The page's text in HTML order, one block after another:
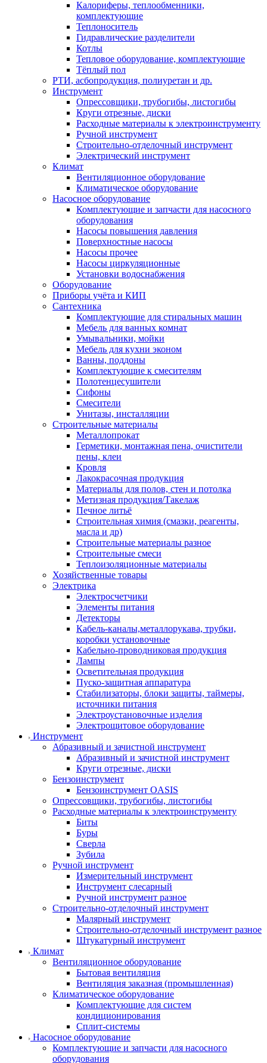
Калориферы, теплообменники,
комплектующие
Теплоноситель
Гидравлические разделители
Котлы
Тепловое оборудование, комплектующие
Тёплый пол
РТИ, асбопродукция, полиуретан и др.
Инструмент
Опрессовщики, трубогибы, листогибы
Круги отрезные, диски
Расходные материалы к электроинструменту
Ручной инструмент
Строительно-отделочный инструмент
Электрический инструмент
Климат
Вентиляционное оборудование
Климатическое оборудование
Насосное оборудование
Комплектующие и запчасти для насосного
оборудования
Насосы повышения давления
Поверхностные насосы
Насосы прочее
Насосы циркуляционные
Установки водоснабжения
Оборудование
Приборы учёта и КИП
Сантехника
Комплектующие для стиральных машин
Мебель для ванных комнат
Умывальники, мойки
Мебель для кухни эконом
Ванны, поддоны
Комплектующие к смесителям
Полотенцесушители
Сифоны
Смесители
Унитазы, инсталляции
Строительные материалы
Металлопрокат
Герметики, монтажная пена, очистители
пены, клеи
Кровля
Лакокрасочная продукция
Материалы для полов, стен и потолка
Метизная продукция/Такелаж
Печное литьё
Строительная химия (смазки, реагенты,
масла и др)
Строительные материалы разное
Строительные смеси
Теплоизоляционные материалы
Хозяйственные товары
Электрика
Электросчетчики
Элементы питания
Детекторы
Кабель-каналы,металлорукава, трубки,
коробки установочные
Кабельно-проводниковая продукция
Лампы
Осветительная продукция
Пуско-защитная аппаратура
Стабилизаторы, блоки защиты, таймеры,
источники питания
Электроустановочные изделия
Электрощитовое оборудование
Инструмент
Абразивный и зачистной инструмент
Абразивный и зачистной инструмент
Круги отрезные, диски
Бензоинструмент
Бензоинструмент OASIS
Опрессовщики, трубогибы, листогибы
Расходные материалы к электроинструменту
Биты
Буры
Сверла
Зубила
Ручной инструмент
Измерительный инструмент
Инструмент слесарный
Ручной инструмент разное
Строительно-отделочный инструмент
Малярный инструмент
Строительно-отделочный инструмент разное
Штукатурный инструмент
Климат
Вентиляционное оборудование
Бытовая вентиляция
Вентиляция заказная (промышленная)
Климатическое оборудование
Комплектующие для систем
кондиционирования
Сплит-системы
Насосное оборудование
Комплектующие и запчасти для насосного
оборудования